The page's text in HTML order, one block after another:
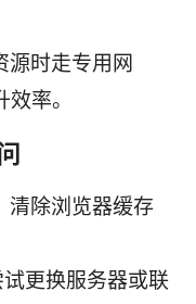
源时走专用网
率。
清除浏览器缓存
更换服务器或联